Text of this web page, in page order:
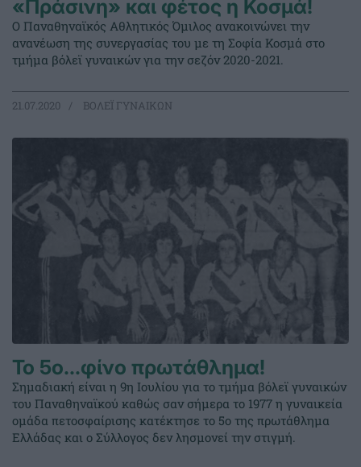
«Πράσινη» και φέτος η Κοσμά!
Ο Παναθηναϊκός Αθλητικός Όμιλος ανακοινώνει την
ανανέωση της συνεργασίας του με τη Σοφία Κοσμά στο
τμήμα βόλεϊ γυναικών για την σεζόν 2020-2021.
21.07.2020 ΒΟΛΕΪ ΓΥΝΑΙΚΩΝ
Το 5ο…φίνο πρωτάθλημα!
Σημαδιακή είναι η 9η Ιουλίου για το τμήμα βόλεϊ γυναικών
του Παναθηναϊκού καθώς σαν σήμερα το 1977 η γυναικεία
ομάδα πετοσφαίρισης κατέκτησε το 5ο της πρωτάθλημα
Ελλάδας και ο Σύλλογος δεν λησμονεί την στιγμή.